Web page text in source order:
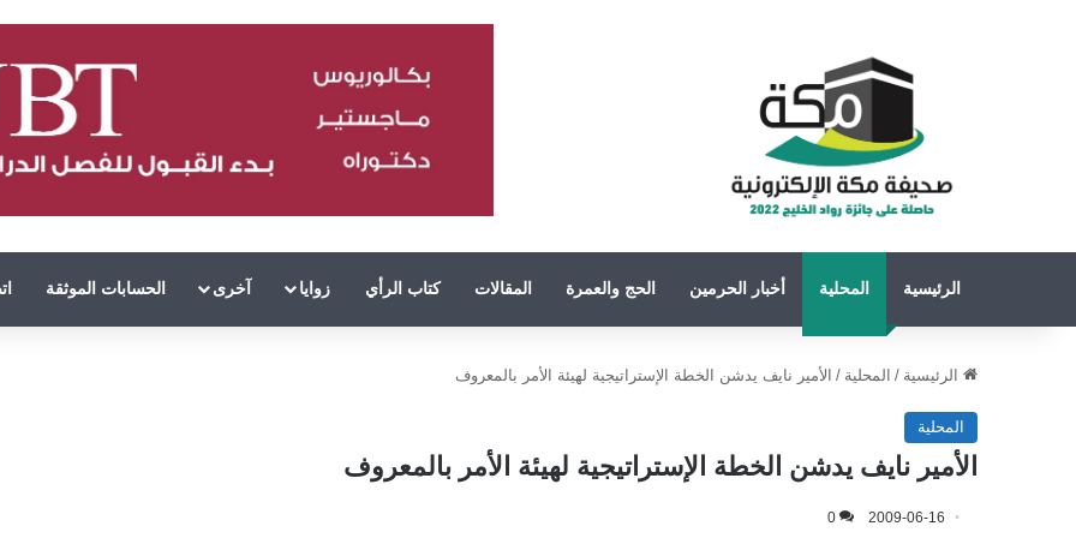
الرئيسية المحلية أخبار الحرمين الحج والعمرة المقالات كتاب الرأي زوايا آخرى الحسابات الموثقة
الرئيسية / المحلية / الأمير نايف يدشن الخطة الإستراتيجية لهيئة الأمر بالمعروف
المحلية
الأمير نايف يدشن الخطة الإستراتيجية لهيئة الأمر بالمعروف
2009-06-16
0